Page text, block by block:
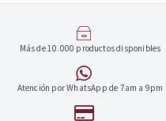
Más de 10.000 productos disponibles
Atención por WhatsApp de 7am a 9pm